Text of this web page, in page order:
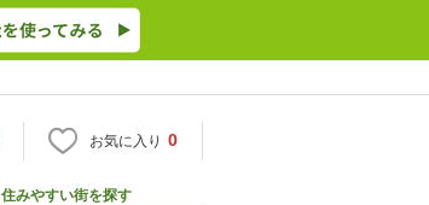
お気に入り 0
住みやすい街を探す